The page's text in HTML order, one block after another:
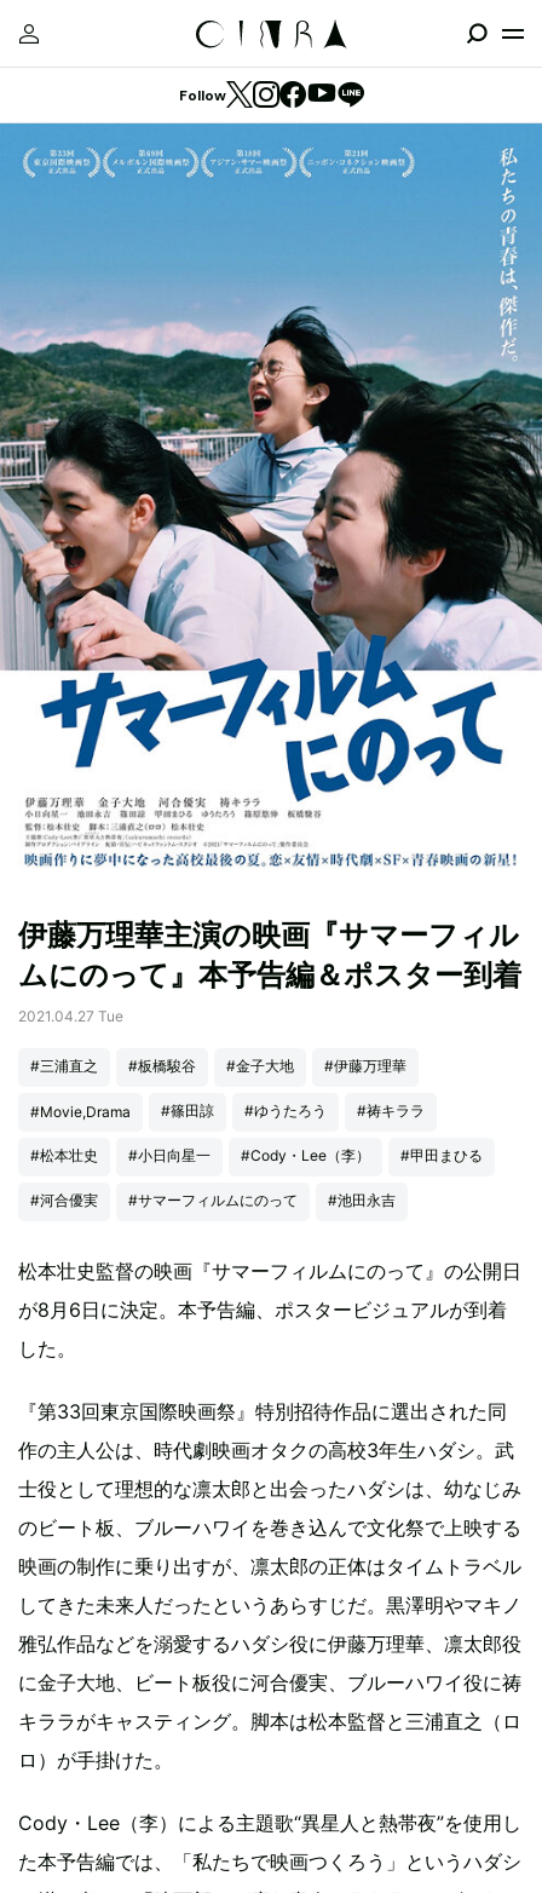
Follow
伊藤万理華主演の映画『サマーフィル
ムにのって』本予告編＆ポスター到着
2021.04.27 Tue
#三浦直之 #板橋駿谷 #金子大地 #伊藤万理華
#Movie,Drama #篠田諒 #ゆうたろう #祷キララ
#松本壮史 #小日向星一 #Cody・Lee（李） #甲田まひる
#河合優実 #サマーフィルムにのって #池田永吉
松本壮史監督の映画『サマーフィルムにのって』の公開日
が8月6日に決定。本予告編、ポスタービジュアルが到着
した。
『第33回東京国際映画祭』特別招待作品に選出された同
作の主人公は、時代劇映画オタクの高校3年生ハダシ。武
士役として理想的な凛太郎と出会ったハダシは、幼なじみ
のビート板、ブルーハワイを巻き込んで文化祭で上映する
映画の制作に乗り出すが、凛太郎の正体はタイムトラベル
してきた未来人だったというあらすじだ。黒澤明やマキノ
雅弘作品などを溺愛するハダシ役に伊藤万理華、凛太郎役
に金子大地、ビート板役に河合優実、ブルーハワイ役に祷
キララがキャスティング。脚本は松本監督と三浦直之（ロ
ロ）が手掛けた。
Cody・Lee（李）による主題歌“異星人と熱帯夜”を使用し
た本予告編では、「私たちで映画つくろう」というハダシ